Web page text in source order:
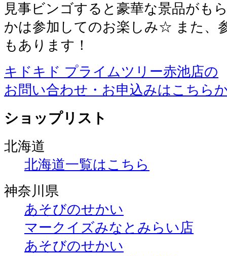
見事ビンゴすると豪華な景品がも
かは参加してのお楽しみ☆ また、
もあります！
キドキド プライムツリー赤池店の
お問い合わせ・お申込みはこちら
ショップリスト
北海道
北海道一覧はこちら
神奈川県
あそびのせかい
マークイズみなとみらい店
あそびのせかい